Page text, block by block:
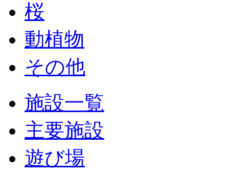
桜
動植物
その他
施設一覧
主要施設
遊び場